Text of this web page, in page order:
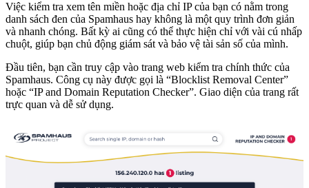
Việc kiểm tra xem tên miền hoặc địa chỉ IP của bạn có nằm trong
danh sách đen của Spamhaus hay không là một quy trình đơn giản
và nhanh chóng. Bất kỳ ai cũng có thể thực hiện chỉ với vài cú nhấp
chuột, giúp bạn chủ động giám sát và bảo vệ tài sản số của mình.
Đầu tiên, bạn cần truy cập vào trang web kiểm tra chính thức của
Spamhaus. Công cụ này được gọi là “Blocklist Removal Center”
hoặc “IP and Domain Reputation Checker”. Giao diện của trang rất
trực quan và dễ sử dụng.